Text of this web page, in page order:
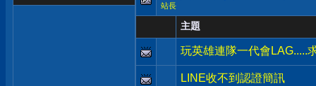
站長
主題
玩英雄連隊一代會LAG.....
LINE收不到認證簡訊